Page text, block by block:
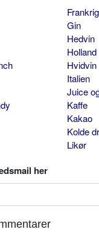
Frankrig
Gin
Hedvin
Holland
Hvidvin
Italien
Juice
Kaffe
Kakao
Kolde
Likør
her